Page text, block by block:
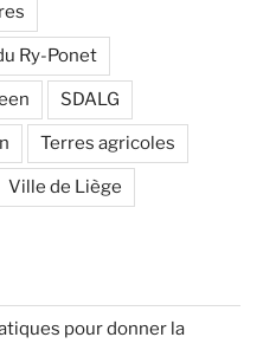
Ry-Ponet
SDALG
Terres agricoles
Ville de Liège
pour donner la